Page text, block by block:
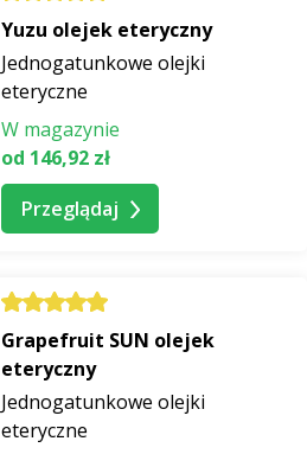
Yuzu olejek eteryczny
Jednogatunkowe olejki
eteryczne
W magazynie
od 146,92 zł
Przeglądaj
Grapefruit SUN olejek
eteryczny
Jednogatunkowe olejki
eteryczne